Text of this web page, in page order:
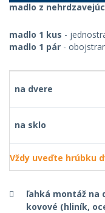
madlo z
madlo 1 kus -
madlo 1 pár -
na dvere
na sklo
Vždy uveďte hrúbku
ľahká montáž na
kovové (hliník,